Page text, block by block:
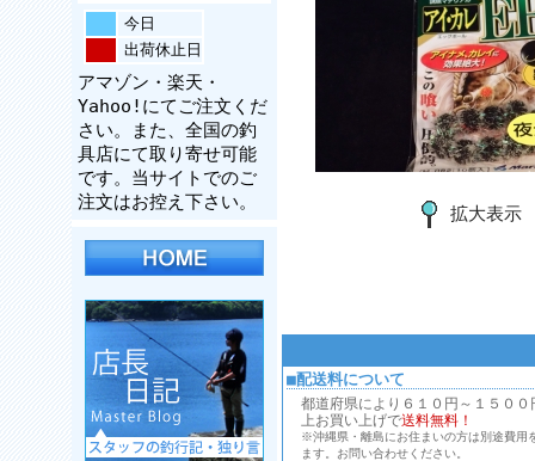
今日
出荷休止日
アマゾン・楽天・
Yahoo!にてご注文くだ
さい。また、全国の釣
具店にて取り寄せ可能
です。当サイトでのご
注文はお控え下さい。
拡大表示
■配送料について
都道府県により６１０円～１５０
上お買い上げで送料無料！
※沖縄県・離島にお住まいの方は別途費用
ます。お問い合わせください。